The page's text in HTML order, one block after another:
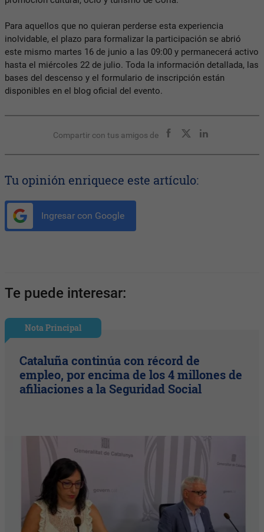
Para aquellos que no quieran perderse esta experiencia
inolvidable, el plazo para formalizar la participación se abrió
este mismo martes 16 de junio a las 09:00 y permanecerá activo
hasta el miércoles 22 de julio. Toda la información detallada, las
bases del descenso y el formulario de inscripción están
disponibles en el blog oficial del evento.
Compartir con tus amigos de
Tu opinión enriquece este artículo:
Ingresar con Google
Te puede interesar:
Nota Principal
Cataluña continúa con récord de
empleo, por encima de los 4 millones de
afiliaciones a la Seguridad Social